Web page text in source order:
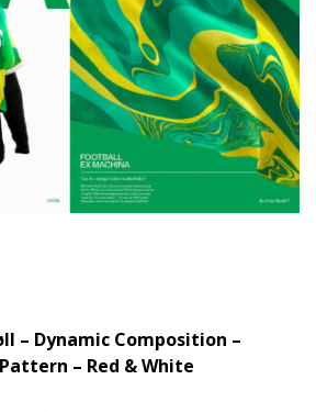
– Dynamic Composition –
– Red & White